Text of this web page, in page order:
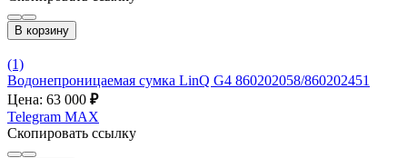
В корзину
(1)
Водонепроницаемая сумка LinQ G4 860202058/860202451
Цена: 63 000 ₽
Telegram MAX
Скопировать ссылку